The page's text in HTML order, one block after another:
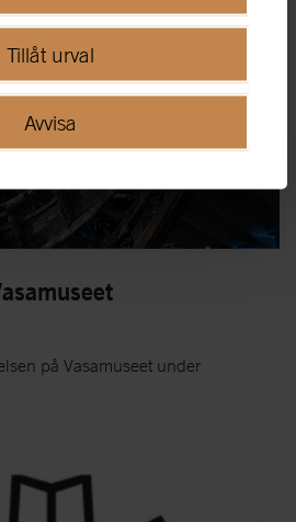
Tillåt urval
Avvisa
på Vasamuseet under